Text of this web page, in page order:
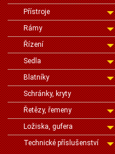
Přístroje
Rámy
Řízení
Sedla
Blatníky
Schránky, kryty
Řetězy, řemeny
Ložiska, gufera
Technické příslušenství